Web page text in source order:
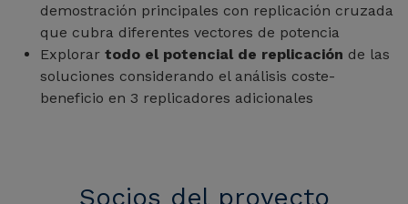
demostración principales con replicación cruzada
que cubra diferentes vectores de potencia
Explorar todo el potencial de replicación de las
soluciones considerando el análisis coste-
beneficio en 3 replicadores adicionales
Socios del proyecto